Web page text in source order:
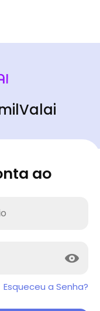
ao
Esqueceu a Senha?